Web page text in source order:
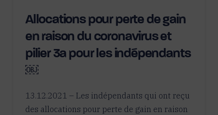
Allocations pour perte de gain
en raison du coronavirus et
pilier 3a pour les indépendants
￼
13.12.2021 – Les indépendants qui ont reçu
des allocations pour perte de gain en raison